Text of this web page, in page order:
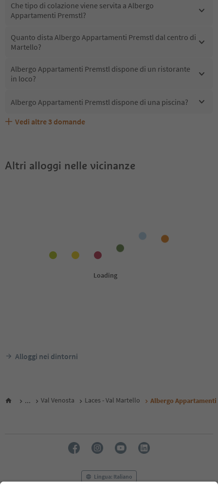
Che tipo di colazione viene servita a Albergo
Appartamenti Premstl?
Quanto dista Albergo Appartamenti Premstl dal centro di
Martello?
Albergo Appartamenti Premstl dispone di un ristorante
in loco?
Albergo Appartamenti Premstl dispone di una piscina?
Albergo Appartamenti Premstl accetta animali
Quali servizi/attività sono disponibili presso Albergo
Gli ospiti di Albergo Appartamenti Premstl ricevono l'Alto
Vedi altre 3 domande
Altri alloggi nelle vicinanze
Alloggi nei dintorni
... Val Venosta Laces - Val Martello Albergo
Lingua: Italiano